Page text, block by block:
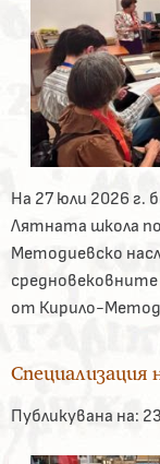
На 27 юли 2026
Лятната школа по
Методиевско
средновековните
от Кирило-
Публикувана на: